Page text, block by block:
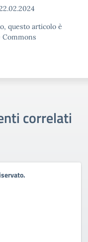
questo articolo è
Commons
correlati